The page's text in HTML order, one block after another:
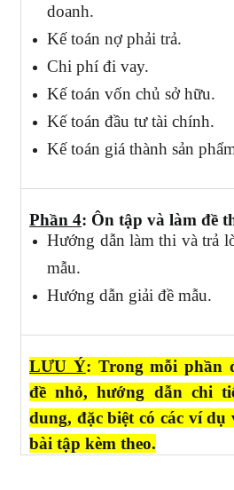
doanh.
Kế toán nợ phải trả.
Chi phí đi vay.
Kế toán vốn chủ sở hữu.
Kế toán đầu tư tài chính.
Kế toán giá thành sản
Phần 4: Ôn tập và làm đề
Hướng dẫn làm thi và trả
mẫu.
Hướng dẫn giải đề mẫu.
LƯU Ý: Trong mỗi phần
đề nhỏ, hướng dẫn chi
dung, đặc biệt có các ví
bài tập kèm theo.